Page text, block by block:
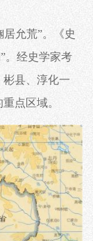
允荒”。
《史
经史学家考
县、淳化一
点区域。